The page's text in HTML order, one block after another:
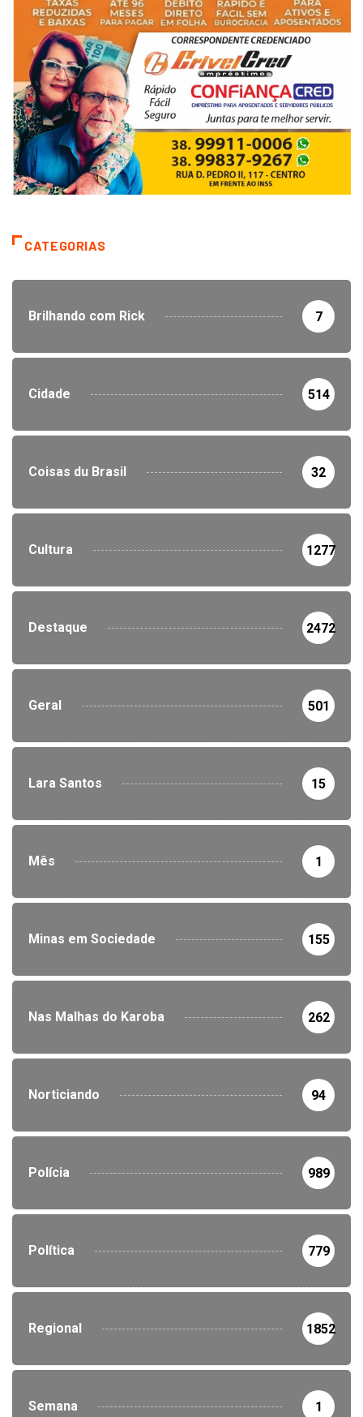
CATEGORIAS
Brilhando com Rick 7
Cidade 514
Coisas du Brasil 32
Cultura 1277
Destaque 2472
Geral 501
Lara Santos 15
Mês 1
Minas em Sociedade 155
Nas Malhas do Karoba 262
Norticiando 94
Polícia 989
Política 779
Regional 1852
Semana 1